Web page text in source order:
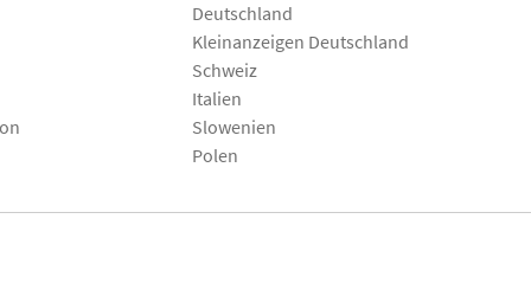
Deutschland
Kleinanzeigen Deutschland
Schweiz
Italien
Slowenien
Polen